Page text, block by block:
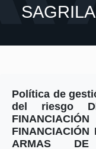
Política de
del riesgo
FINANCIACIÓN
ARMAS DE